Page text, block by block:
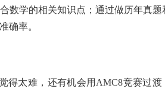
数学的相关知识点；通过做历年真题
确率‌。
得太难，还有机会用 AMC8竞赛过渡